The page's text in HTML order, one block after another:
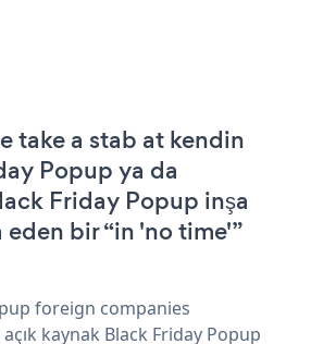
take a stab at kendin
Popup ya da
Friday Popup inşa
bir “in 'no time'”
foreign companies
kaynak Black Friday Popup